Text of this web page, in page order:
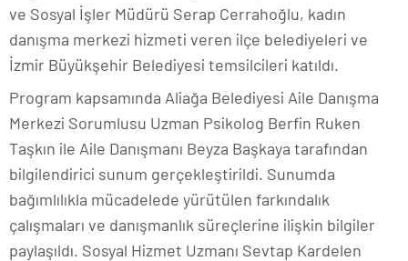
ve Sosyal İşler Müdürü Serap Cerrahoğlu, kadın
danışma merkezi hizmeti veren ilçe belediyeleri ve
İzmir Büyükşehir Belediyesi temsilcileri katıldı.
Program kapsamında Aliağa Belediyesi Aile Danışma
Merkezi Sorumlusu Uzman Psikolog Berfin Ruken
Taşkın ile Aile Danışmanı Beyza Başkaya tarafından
bilgilendirici sunum gerçekleştirildi. Sunumda
bağımlılıkla mücadelede yürütülen farkındalık
çalışmaları ve danışmanlık süreçlerine ilişkin bilgiler
paylaşıldı. Sosyal Hizmet Uzmanı Sevtap Kardelen